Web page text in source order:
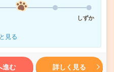
しずか
見る
進む 詳しく見る